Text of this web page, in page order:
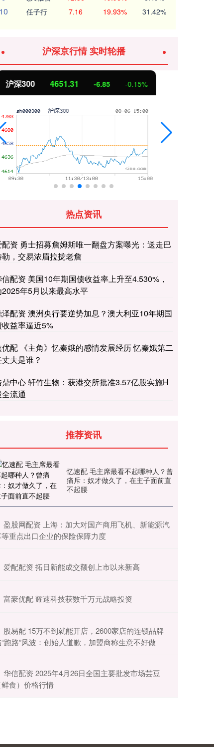
10 任子行 7.16 19.93% 31.42%
沪深京行情 实时轮播
北证50 1122.88 3.42 0.30%
热点资讯
资 勇士招募詹姆斯唯一翻盘方案曝光：送走巴
勒，交易浓眉拉拢老詹
配资 美国10年期国债收益率上升至4.530%，
2025年5月以来最高水平
泽配资 澳洲央行要逆势加息？澳大利亚10年期国
益率逼近5%
配 《主角》忆秦娥的感情发展经历 忆秦娥第二
夫是谁？
中心 轩竹生物：获港交所批准3.57亿股实施H
全流通
推荐资讯
忆速配 毛主席最看不起哪种人？曾
痛斥：奴才做久了，在主子面前直
不起腰
​盈股网配资 上海：加大对国产商用飞机、新能源汽
重点出口企业的保险保障力度
​爱配配资 拓日新能成交额创上市以来新高
​富豪优配 耀速科技获数千万元战略投资
​股易配 15万不到就能开店，2600家店的连锁品牌
跑路”风波：创始人道歉，加盟商称生意不好做
​华信配资 2025年4月26日全国主要批发市场芸豆
鲜食）价格行情